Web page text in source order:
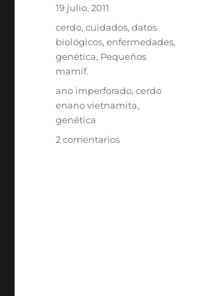
Publicado
19 julio, 2011
Categorías
cerdo,cuidados,datos
biológicos,enfermedades,
genética, Pequeños
mamíf.
Etiquetas
ano imperforado,cerdo
enano vietnamita,
genética
2 comentariosen